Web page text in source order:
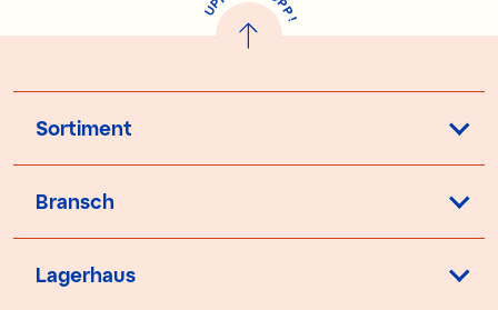
U P
!
Sortiment
Bransch
Lagerhaus